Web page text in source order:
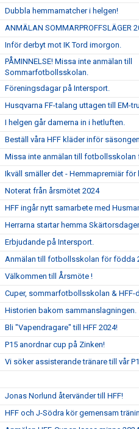
Dubbla hemmamatcher i helgen!
ANMÄLAN SOMMARPROFFSLÄGER
Inför derbyt mot IK Tord imorgon.
PÅMINNELSE! Missa inte anmälan till
Sommarfotbollsskolan.
Föreningsdagar på Intersport.
Husqvarna FF-talang uttagen till EM-
I helgen går damerna in i hetluften.
Beställ våra HFF kläder inför
Missa inte anmälan till fotbollsskolan
Ikväll smäller det - Hemmapremiär för
Noterat från årsmötet 2024
HFF ingår nytt samarbete med
Herrarna startar hemma
Erbjudande på Intersport.
Anmälan till fotbollsskolan för födda
Välkommen till Årsmöte !
Cuper, sommarfotbollsskolan & HFF-
Historien bakom sammanslagningen.
Bli "Vapendragare" till HFF 2024!
P15 anordnar cup på Zinken!
Vi söker assisterande tränare till vår
Jonas Norlund återvänder till HFF!
HFF och J-Södra kör gemensam